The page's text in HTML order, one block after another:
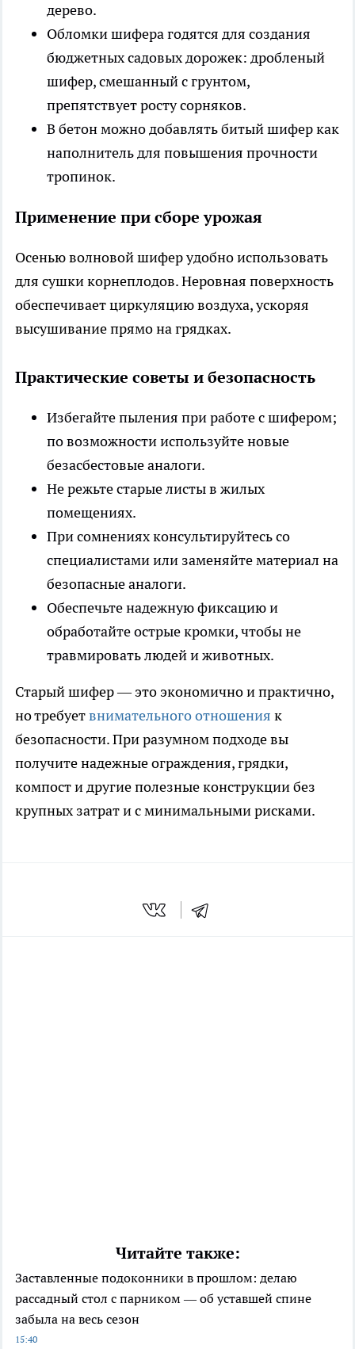
дерево.
Обломки шифера годятся для создания
бюджетных садовых дорожек: дробленый
шифер, смешанный с грунтом,
препятствует росту сорняков.
В бетон можно добавлять битый шифер как
наполнитель для повышения прочности
тропинок.
Применение при сборе урожая
Осенью волновой шифер удобно использовать
для сушки корнеплодов. Неровная поверхность
обеспечивает циркуляцию воздуха, ускоряя
высушивание прямо на грядках.
Практические советы и безопасность
Избегайте пыления при работе с шифером;
по возможности используйте новые
безасбестовые аналоги.
Не режьте старые листы в жилых
помещениях.
При сомнениях консультируйтесь со
специалистами или заменяйте материал на
безопасные аналоги.
Обеспечьте надежную фиксацию и
обработайте острые кромки, чтобы не
травмировать людей и животных.
Старый шифер — это экономично и практично,
но требуетвнимательного отношения к
безопасности. При разумном подходе вы
получите надежные ограждения, грядки,
компост и другие полезные конструкции без
крупных затрат и с минимальными рисками.
Читайте также:
Заставленные подоконники в прошлом: делаю
рассадный стол с парником — об уставшей спине
забыла на весь сезон
15:40